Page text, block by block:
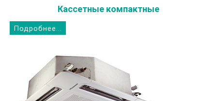
Кассетные компактные
Подробнее...